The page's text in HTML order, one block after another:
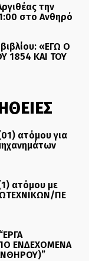
την
στο Ανθηρό
«ΕΓΩ Ο
1854 ΚΑΙ ΤΟΥ
ατόμου για
ατόμου με
ΠΕ
ΕΝΔΕΧΟΜΕΝΑ